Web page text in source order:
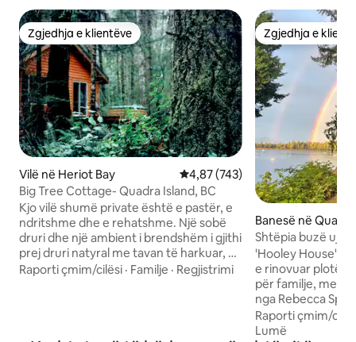
Zgjedhja e klientëve
Zgjedhja e klientëve
Vilë në Heriot Bay Vlerësimi mesatar 4,87 nga 5,
4,87 (743)
Big Tree Cottage- Quadra Island, BC
Kjo vilë shumë private është e pastër, e
ndritshme dhe e rehatshme. Një sobë
druri dhe një ambient i brendshëm i gjithi
prej druri natyral me tavan të harkuar, që
e bën atë të ndritshëm, të rehatshëm,
Raporti çmim/cilësi · Familje · Regjistrimi
Zgjedhja e
Zgjedhja e
Banesë në
Shtëpia buzë ujit
Rebecca Spit
'Hooley House'
e rinovuar
për familje, me
nga Rebecca Spit
dhe mali i klasit
me wifi, 2200
Raporti çmim/
Lumë